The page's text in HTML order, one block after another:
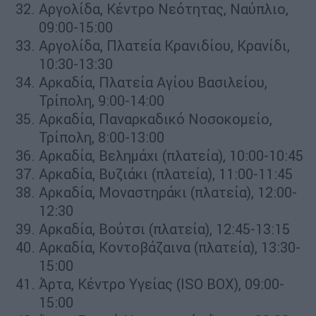
Αργολίδα, Κέντρο Νεότητας, Ναύπλιο,
09:00-15:00
Αργολίδα, Πλατεία Κρανιδίου, Κρανίδι,
10:30-13:30
Αρκαδία, Πλατεία Αγίου Βασιλείου,
Τρίπολη, 9:00-14:00
Αρκαδία, Παναρκαδικό Νοσοκομείο,
Τρίπολη, 8:00-13:00
Αρκαδία, Βελημάχι (πλατεία), 10:00-10:45
Αρκαδία, Βυζιάκι (πλατεία), 11:00-11:45
Αρκαδία, Μοναστηράκι (πλατεία), 12:00-
12:30
Αρκαδία, Βούτσι (πλατεία), 12:45-13:15
Αρκαδία, Κοντοβάζαινα (πλατεία), 13:30-
15:00
Άρτα, Κέντρο Υγείας (ISO BOX), 09:00-
15:00